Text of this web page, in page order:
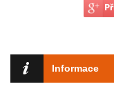
Informace